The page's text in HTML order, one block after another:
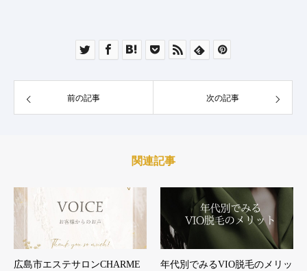
前の記事 次の記事
関連記事
広島市エステサロンCHARME
年代別でみるVIO脱毛のメリッ